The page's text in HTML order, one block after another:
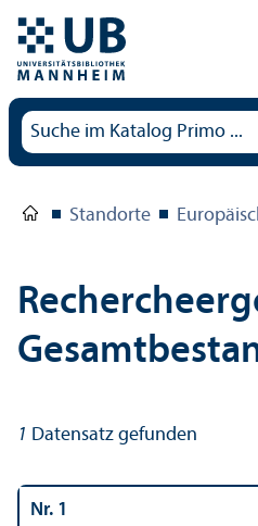
Standorte
1 Datensatz gefunden
Nr. 1